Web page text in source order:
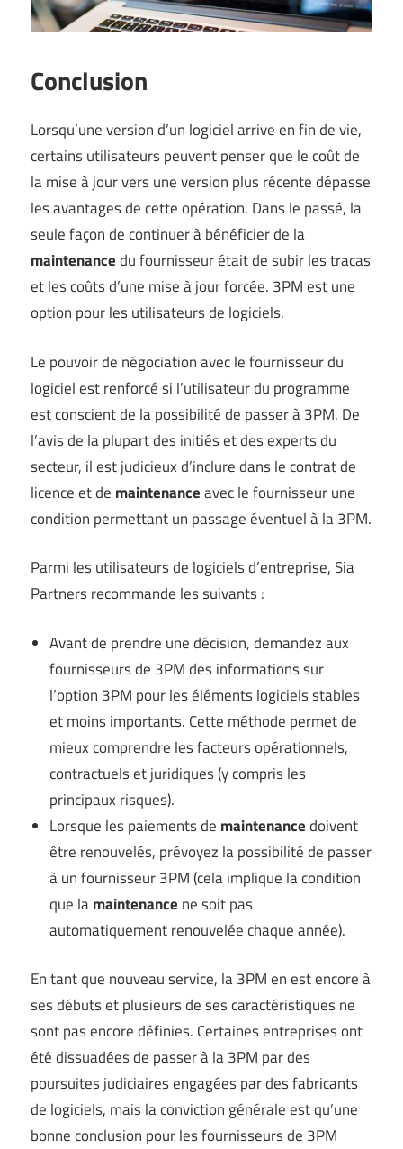
Conclusion
Lorsqu’une version d’un logiciel arrive en fin de vie,
certains utilisateurs peuvent penser que le coût de
la mise à jour vers une version plus récente dépasse
les avantages de cette opération. Dans le passé, la
seule façon de continuer à bénéficier de la
maintenancedu fournisseur était de subir les tracas
et les coûts d’une mise à jour forcée. 3PM est une
option pour les utilisateurs de logiciels.
Le pouvoir de négociation avec le fournisseur du
logiciel est renforcé si l’utilisateur du programme
est conscient de la possibilité de passer à 3PM. De
l’avis de la plupart des initiés et des experts du
secteur, il est judicieux d’inclure dans le contrat de
licence et de maintenanceavec le fournisseur une
condition permettant un passage éventuel à la 3PM.
Parmi les utilisateurs de logiciels d’entreprise, Sia
Partners recommande les suivants :
Avant de prendre une décision, demandez aux
fournisseurs de 3PM des informations sur
l’option 3PM pour les éléments logiciels stables
et moins importants. Cette méthode permet de
mieux comprendre les facteurs opérationnels,
contractuels et juridiques (y compris les
principaux risques).
Lorsque les paiements de maintenancedoivent
être renouvelés, prévoyez la possibilité de passer
à un fournisseur 3PM (cela implique la condition
que lamaintenance ne soit pas
automatiquement renouvelée chaque année).
En tant que nouveau service, la 3PM en est encore à
ses débuts et plusieurs de ses caractéristiques ne
sont pas encore définies. Certaines entreprises ont
été dissuadées de passer à la 3PM par des
poursuites judiciaires engagées par des fabricants
de logiciels, mais la conviction générale est qu’une
bonne conclusion pour les fournisseurs de 3PM